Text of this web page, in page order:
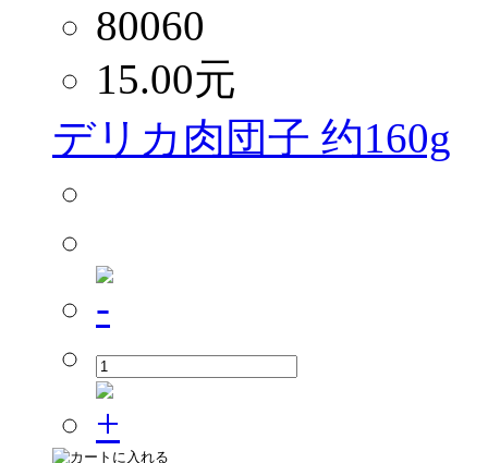
80060
15.00元
デリカ肉団子 约160g